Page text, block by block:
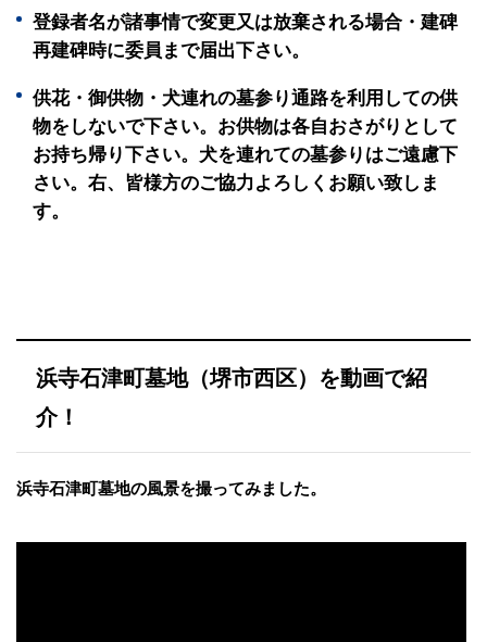
登録者名が諸事情で変更又は放棄される場合・建碑
再建碑時に委員まで届出下さい。
供花・御供物・犬連れの墓参り通路を利用しての供
物をしないで下さい。お供物は各自おさがりとして
お持ち帰り下さい。犬を連れての墓参りはご遠慮下
さい。右、皆様方のご協力よろしくお願い致しま
す。
浜寺石津町墓地（堺市西区）を動画で紹
介！
浜寺石津町墓地の風景を撮ってみました。